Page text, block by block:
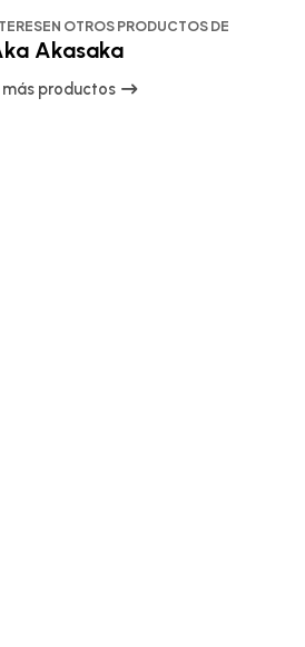
OTROS PRODUCTOS DE
Akasaka
más productos